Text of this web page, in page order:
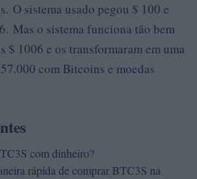
O sistema usado pegou $ 100 e
Mas o sistema funciona tão bem
$ 1006 e os transformaram em uma
com Bitcoins e moedas
com dinheiro?
rápida de comprar BTC3S na